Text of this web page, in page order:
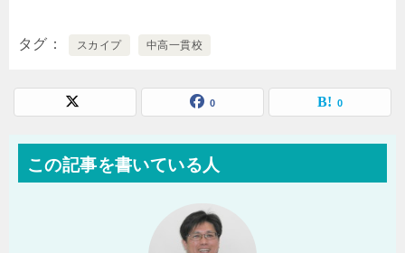
タグ スカイプ 中高一貫校
0 0
この記事を書いている人